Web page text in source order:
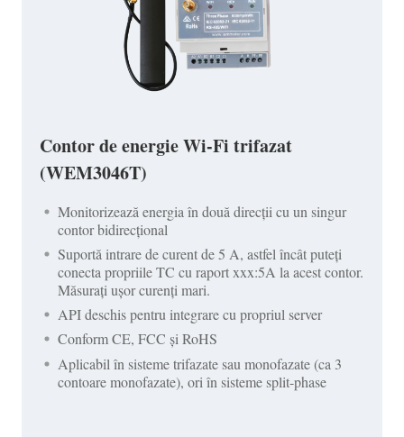
Contor de energie Wi-Fi trifazat
(WEM3046T)
Monitorizează energia în două direcții cu un singur
contor bidirecțional
Suportă intrare de curent de 5 A, astfel încât puteți
conecta propriile TC cu raport xxx:5A la acest contor.
Măsurați ușor curenți mari.
API deschis pentru integrare cu propriul server
Conform CE, FCC și RoHS
Aplicabil în sisteme trifazate sau monofazate (ca 3
contoare monofazate), ori în sisteme split-phase